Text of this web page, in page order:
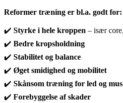
Reformer træning er bl.a. godt for:
✔️ Styrke i hele kroppen – især
✔️ Bedre kropsholdning
✔️ Stabilitet og balance
✔️ Øget smidighed og mobilitet
✔️ Skånsom træning for led og
✔️ Forebyggelse af skader